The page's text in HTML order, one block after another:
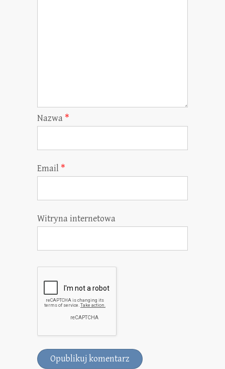
Nazwa *
Email *
Witryna internetowa